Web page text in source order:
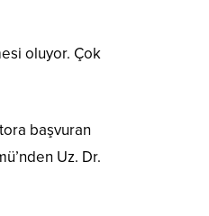
oluyor. Çok
başvuran
Uz. Dr.